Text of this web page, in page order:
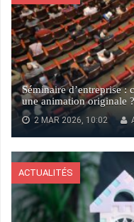
Séminaire d’entreprise :
une animation originale ?
2 MAR 2026, 10:02
ACTUALITÉS